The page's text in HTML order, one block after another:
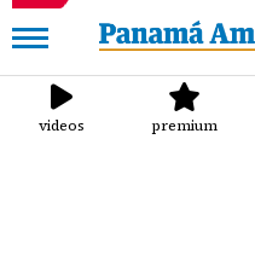
videos premium